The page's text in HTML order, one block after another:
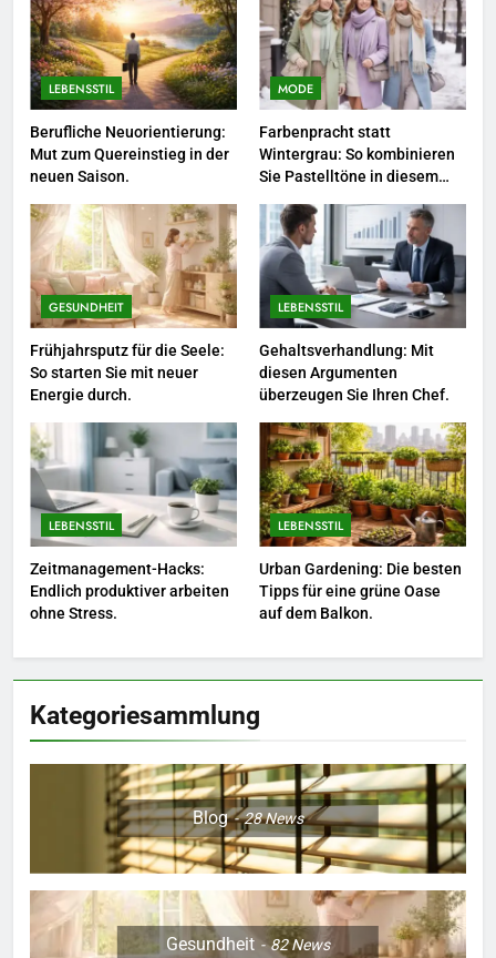
beruflich wertvolle Kontakte
knüpfen.
LEBENSSTIL
4
Selbstversorger-Glück: Welches
Gemüse Sie jetzt pflanzen
5
Accessoire-Guide: Mit diesen
Details werten Sie jedes
Frühlingsoutfit auf.
6
Naturnah gärtnern: So locken
Sie Bienen und Schmetterlinge
in Ihren Garten.
LEBENSSTIL
7
Berufliche Neuorientierung: Mut
zum Quereinstieg in der neuen
Farbenpracht statt Wintergrau:
So kombinieren Sie Pastelltöne
in diesem Jahr.
MODE
LEBENSSTIL
Berufliche Neuorientierung:
Mut zum Quereinstieg in der
neuen Saison.
MODE
Farbenpracht statt
Wintergrau: So kombinieren
Sie Pastelltöne in diesem
GESUNDHEIT
Frühjahrsputz für die Seele:
So starten Sie mit neuer
Energie durch.
LEBENSSTIL
Gehaltsverhandlung: Mit
diesen Argumenten
überzeugen Sie Ihren Chef.
LEBENSSTIL
Zeitmanagement-Hacks:
Endlich produktiver arbeiten
ohne Stress.
LEBENSSTIL
Urban Gardening: Die besten
Tipps für eine grüne Oase
auf dem Balkon.
Kategoriesammlung
Blog 28News
Gesundheit 82News